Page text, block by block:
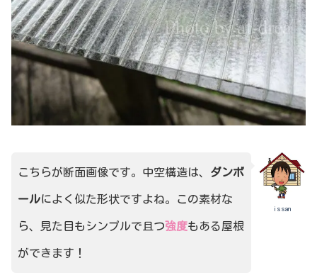
issan
こちらが断面画像です。中空構造は、 ダンボ
ールによく似た形状ですよね。この素材な
ら、見た目もシンプルで且つ強度もある屋根
ができます！